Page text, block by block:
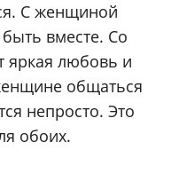
С женщиной
вместе. Со
яркая любовь и
общаться
непросто. Это
обоих.